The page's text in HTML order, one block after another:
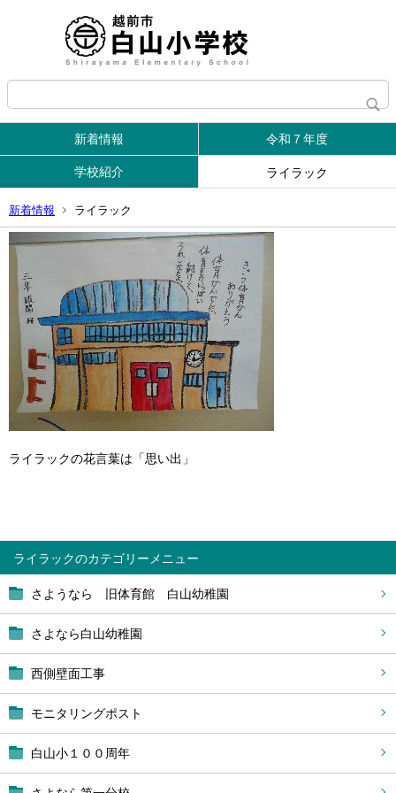
新着情報 令和７年度
学校紹介 ライラック
新着情報 ライラック
ライラック
さようなら 旧体育館 白山幼稚園
さよなら白山幼稚園
西側壁面工事
モニタリングポスト
白山小１００周年
ライラックの花言葉は「思い出」